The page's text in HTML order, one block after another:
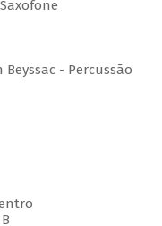
Beyssac - Percussão